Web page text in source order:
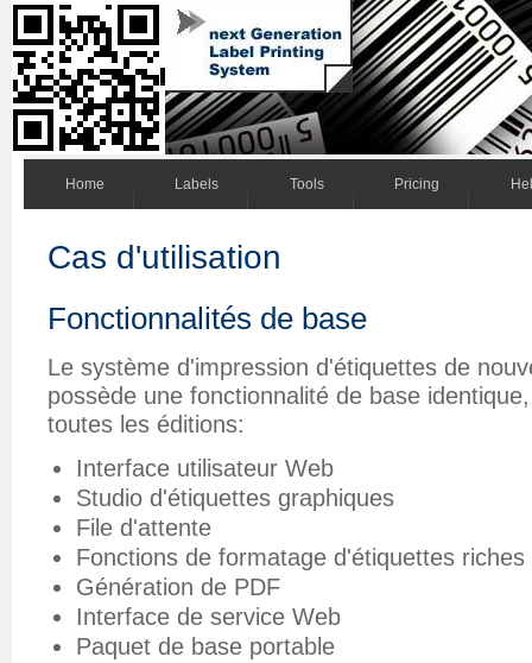
Home Labels Tools Pricing
Cas d'utilisation
Fonctionnalités de base
Le système d'impression d'étiquettes de
possède une fonctionnalité de base
toutes les éditions:
Interface utilisateur Web
Studio d'étiquettes graphiques
File d'attente
Fonctions de formatage d'étiquettes riches
Génération de PDF
Interface de service Web
Paquet de base portable